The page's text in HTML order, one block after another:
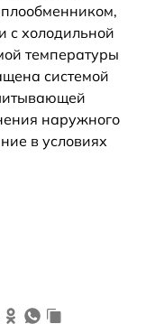
с холодильной
температуры
системой
наружного
в условиях